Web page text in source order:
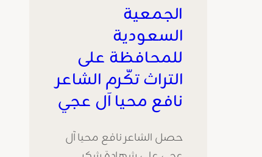
الجمعية
السعودية
للمحافظة على
التراث تكّرم الشاعر
نافع محيا آل عجي
حصل الشاعر نافع محيا آل